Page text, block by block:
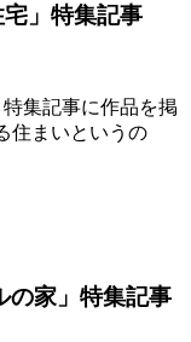
」特集記事
集記事に作品を掲
住まいというの
の家」特集記事